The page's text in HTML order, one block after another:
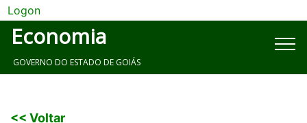
Logon
Economia
GOVERNO DO ESTADO DE GOIÁS
<< Voltar